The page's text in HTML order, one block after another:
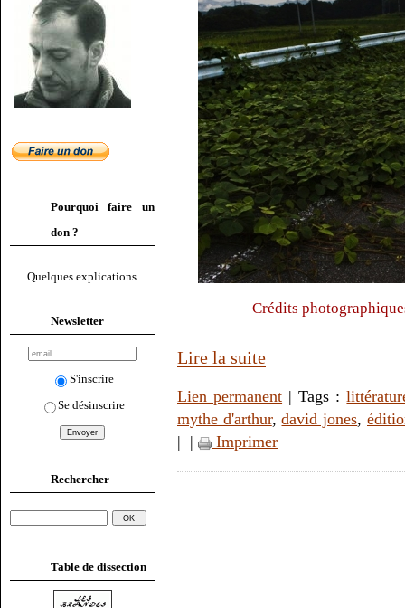
Pourquoi faire un
don ?
Quelques explications
Newsletter
S'inscrire
Se désinscrire
Rechercher
Table de dissection
Crédits
Lire la suite
Lien permanent | Tags :
mythe d'arthur,david jones,
| | Imprimer